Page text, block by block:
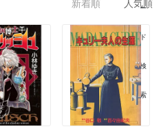
新着順 人気順